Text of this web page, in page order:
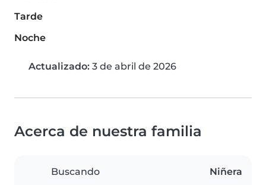
Tarde
Noche
Actualizado: 3 de abril de 2026
Acerca de nuestra familia
Buscando Niñera